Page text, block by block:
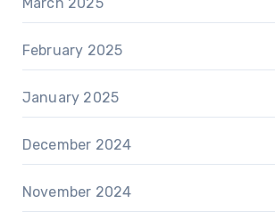
February 2025
January 2025
December 2024
November 2024